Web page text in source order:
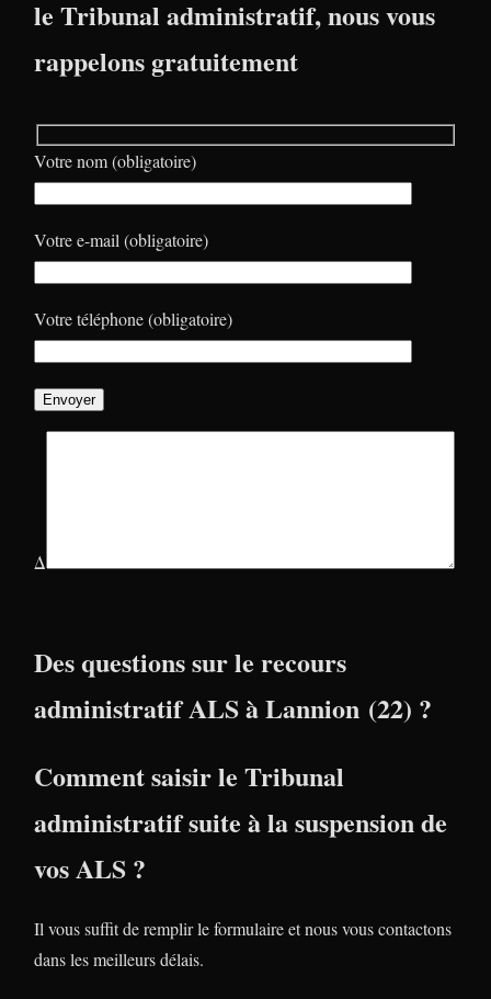
le Tribunal administratif, nous vous
rappelons gratuitement
Votre nom (obligatoire)
Votre e-mail (obligatoire)
Votre téléphone (obligatoire)
Δ
Des questions sur le recours
administratif ALS à Lannion (22) ?
Comment saisir le Tribunal
administratif suite à la suspension de
vos ALS ?
Il vous suffit de remplir le formulaire et nous vous contactons
dans les meilleurs délais.